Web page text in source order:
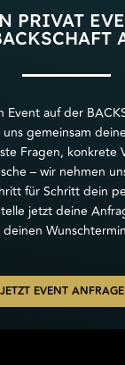
PRIVAT
Event auf der
uns gemeinsam
Fragen, konkrete
– wir nehmen
für Schritt dein
jetzt deine
deinen
JETZT EVENT